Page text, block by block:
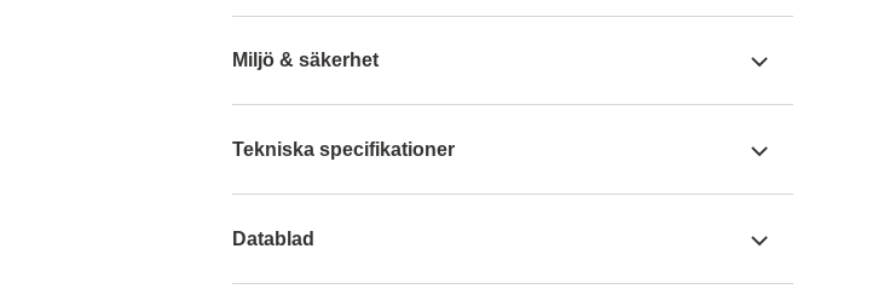
Miljö & säkerhet
Tekniska specifikationer
Datablad